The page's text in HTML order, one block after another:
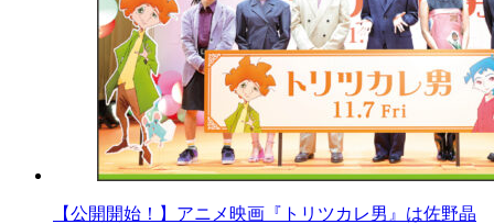
【公開開始！】アニメ映画『トリツカレ男』は佐野晶